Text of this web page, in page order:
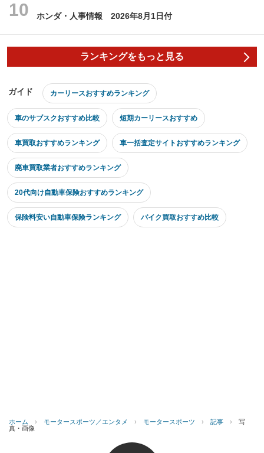
ホンダ・人事情報 2026年8月1日付
ランキングをもっと見る
ガイド カーリースおすすめランキング
車のサブスクおすすめ比較 短期カーリースおすすめ
車買取おすすめランキング 車一括査定サイトおすすめランキング
廃車買取業者おすすめランキング
20代向け自動車保険おすすめランキング
保険料安い自動車保険ランキング バイク買取おすすめ比較
ホーム › モータースポーツ／エンタメ › モータースポーツ › 記事 ›
写
真・画像